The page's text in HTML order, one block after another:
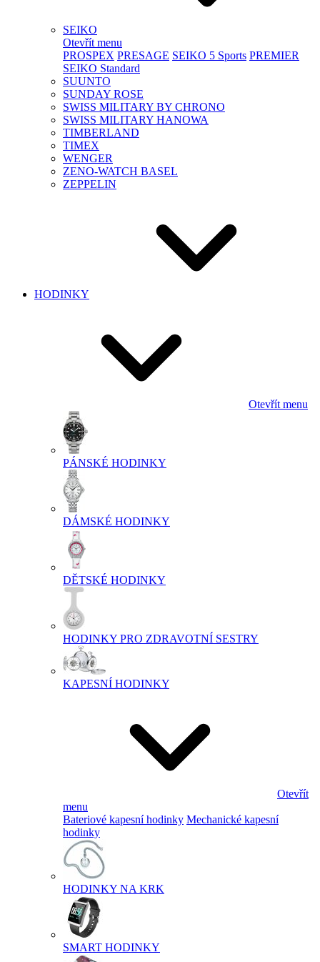
SEIKO
Otevřít menu
PROSPEX PRESAGE SEIKO 5 Sports PREMIER
SEIKO Standard
SUUNTO
SUNDAY ROSE
SWISS MILITARY BY CHRONO
SWISS MILITARY HANOWA
TIMBERLAND
TIMEX
WENGER
ZENO-WATCH BASEL
ZEPPELIN
HODINKY
Otevřít menu
PÁNSKÉ HODINKY
DÁMSKÉ HODINKY
DĚTSKÉ HODINKY
HODINKY PRO ZDRAVOTNÍ SESTRY
KAPESNÍ HODINKY
Otevřít
menu
Bateriové kapesní hodinky Mechanické kapesní
hodinky
HODINKY NA KRK
SMART HODINKY